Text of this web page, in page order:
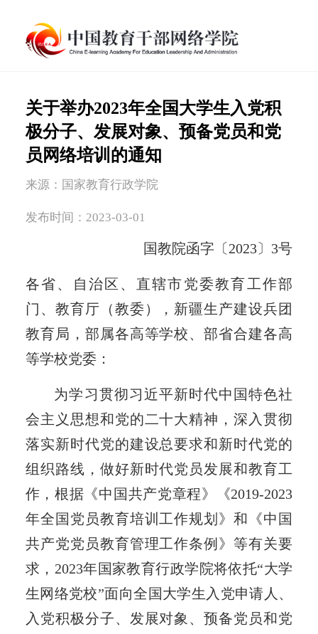
关于举办2023年全国大学生入党积
极分子、发展对象、预备党员和党
员网络培训的通知
来源：国家教育行政学院
发布时间：2023-03-01
国教院函字〔2023〕3号
各省、自治区、直辖市党委教育工作部
门、教育厅（教委），新疆生产建设兵团
教育局，部属各高等学校、部省合建各高
等学校党委：
为学习贯彻习近平新时代中国特色社
会主义思想和党的二十大精神，深入贯彻
落实新时代党的建设总要求和新时代党的
组织路线，做好新时代党员发展和教育工
作，根据《中国共产党章程》《2019-2023
年全国党员教育培训工作规划》和《中国
共产党党员教育管理工作条例》等有关要
求，2023年国家教育行政学院将依托“大学
生网络党校”面向全国大学生入党申请人、
入党积极分子、发展对象、预备党员和党